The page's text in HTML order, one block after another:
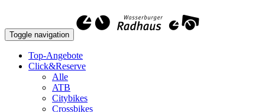
Toggle navigation
Top-Angebote
Click&Reserve
Alle
ATB
Citybikes
Crossbikes